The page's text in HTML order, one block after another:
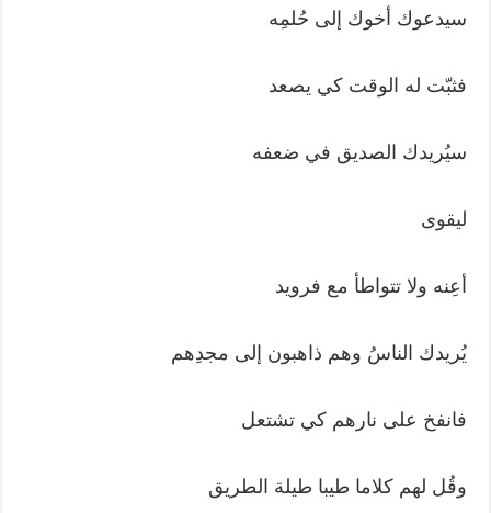
سيدعوك أخوك إلى حُلمِه
فثبّت له الوقت كي يصعد
سيُريدك الصديق في ضعفه
ليقوى
أعِنه ولا تتواطأ مع فرويد
يُريدك الناسُ وهم ذاهبون إلى مجدِهم
فانفخ على نارهم كي تشتعل
وقُل لهم كلاما طيبا طيلة الطريق